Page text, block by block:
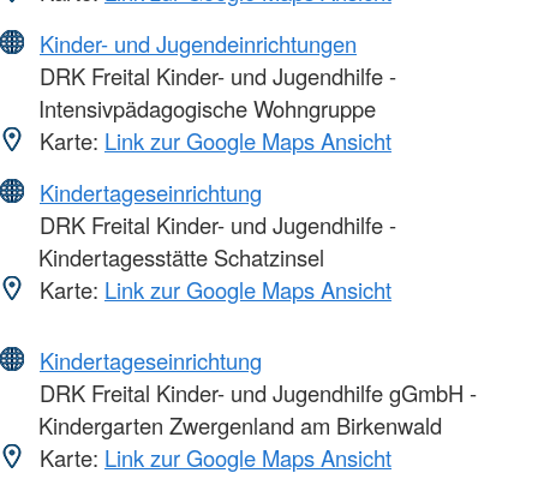
Kinder- und Jugendeinrichtungen
DRK Freital Kinder- und Jugendhilfe -
Intensivpädagogische Wohngruppe
Karte: Link zur Google Maps Ansicht
Kindertageseinrichtung
DRK Freital Kinder- und Jugendhilfe -
Kindertagesstätte Schatzinsel
Karte: Link zur Google Maps Ansicht
Kindertageseinrichtung
DRK Freital Kinder- und Jugendhilfe gGmbH -
Kindergarten Zwergenland am Birkenwald
Karte: Link zur Google Maps Ansicht